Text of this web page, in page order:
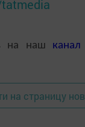
на наш канал
на страницу